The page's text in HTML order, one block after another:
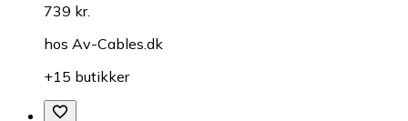
739 kr.
hos Av-Cables.dk
+15 butikker